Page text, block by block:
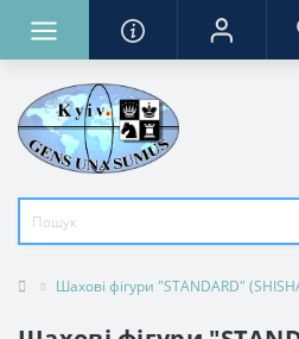
Шахові фігури "STANDARD"